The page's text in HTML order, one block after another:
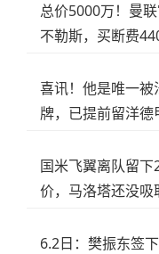
总价5000万！曼
不勒斯，买断费
喜讯！他是唯一
牌，已提前留洋德
国米飞翼离队留
价，马洛塔还没吸
6.2日：樊振东签